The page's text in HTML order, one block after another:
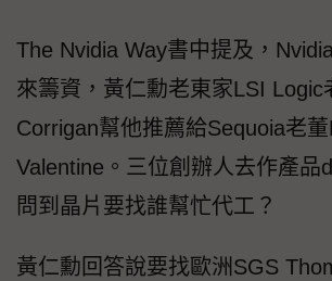
The Nvidia Way書中提及，
來籌資，黃仁勳老東家LSI Logic
Corrigan幫他推薦給Sequoia老
Valentine。三位創辦人去作產品
問到晶片要找誰幫忙代工？
黃仁勳回答說要找歐洲SGS